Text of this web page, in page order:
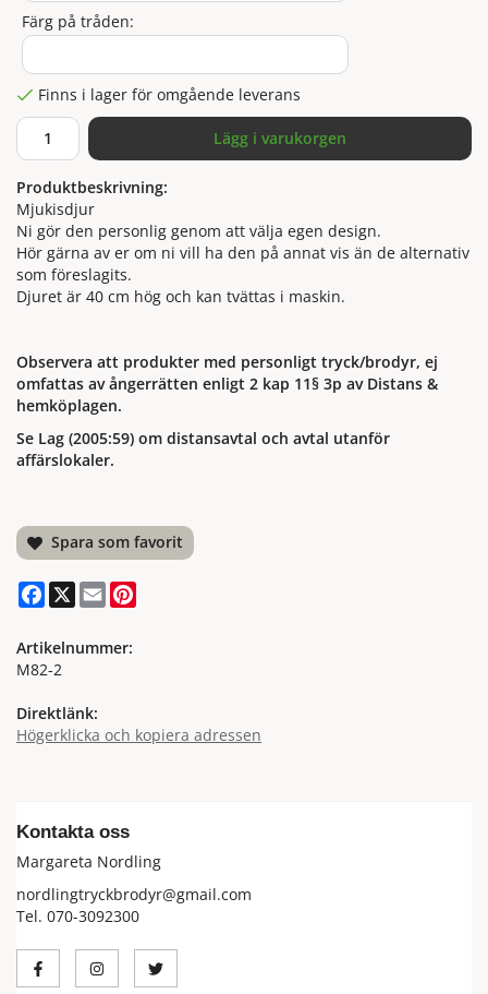
Färg på tråden:
Finns i lager för omgående leverans
Lägg i varukorgen
Produktbeskrivning:
Mjukisdjur
Ni gör den personlig genom att välja egen design.
Hör gärna av er om ni vill ha den på annat vis än de alternativ
som föreslagits.
Djuret är 40 cm hög och kan tvättas i maskin.
Observera att produkter med personligt tryck/brodyr, ej
omfattas av ångerrätten enligt 2 kap 11§ 3p av Distans &
hemköplagen.
Se Lag (2005:59) om distansavtal och avtal utanför
affärslokaler.
Spara som favorit
Facebook
X Email
Artikelnummer:
M82-2
Direktlänk:
Högerklicka och kopiera adressen
Kontakta oss
Margareta Nordling
nordlingtryckbrodyr@gmail.com
Tel. 070-3092300